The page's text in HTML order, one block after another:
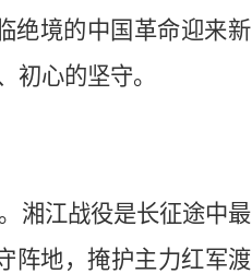
绝境的中国革命迎来新
心的坚守。
湘江战役是长征途中最
阵地，掩护主力红军渡